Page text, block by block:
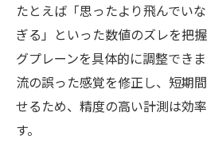
たとえば「思ったより飛んでい
ぎる」といった数値のズレを把
グプレーンを具体的に調整でき
流の誤った感覚を修正し、短期
せるため、精度の高い計測は効
す。